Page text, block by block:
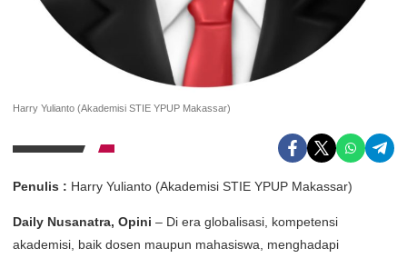
Harry Yulianto (Akademisi STIE YPUP Makassar)
Penulis : Harry Yulianto (Akademisi STIE YPUP Makassar)
Daily Nusanatra, Opini – Di era globalisasi, kompetensi
akademisi, baik dosen maupun mahasiswa, menghadapi